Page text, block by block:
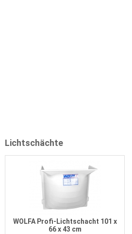
Lichtschächte
WOLFA Profi-Lichtschacht 101 x
66 x 43 cm